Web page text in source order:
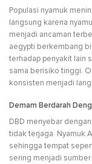
Populasi nyamuk
langsung karena
menjadi ancaman
aegypti berkembang
terhadap penyakit lain
sama berisiko tinggi.
konsisten menjadi
Demam Berdarah
DBD menyebar
tidak terjaga. Nyamuk
sehingga tempat
sering menjadi